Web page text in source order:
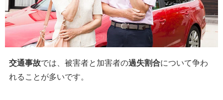
交通事故では、被害者と加害者の過失割合について争わ
れることが多いです。